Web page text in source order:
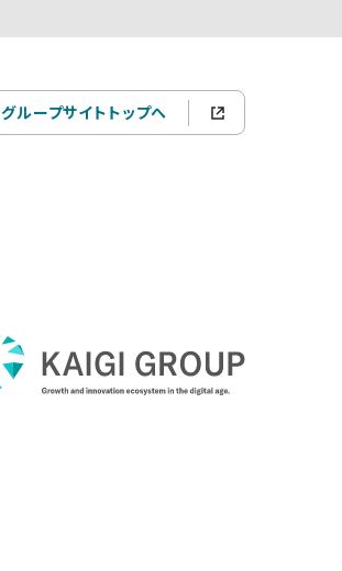
グループサイトトップへ